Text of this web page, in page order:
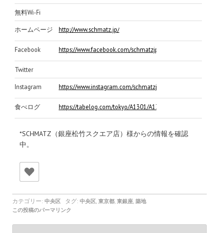
無料Wi-Fi
ホームページ http://www.schmatz.jp/
Facebook https://www.facebook.com/schmatzjp/
Twitter
Instagram https://www.instagram.com/schmatzjp/
食べログ https://tabelog.com/tokyo/A1301/A130101/13241603/
*SCHMATZ（銀座松竹スクエア店）様からの情報を確認
中。
カテゴリー: 中央区 タグ: 中央区, 東京都, 東銀座, 築地
この投稿のパーマリンク